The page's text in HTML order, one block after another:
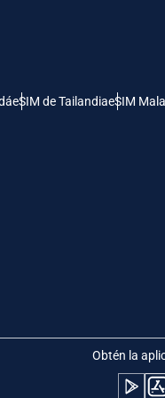
eSIM de TailandiaeSIM
Obtén la